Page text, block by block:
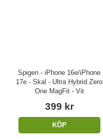
Spigen - iPhone 16e/iPhone
17e - Skal - Ultra Hybrid Zero
One MagFit - Vit
399 kr
KÖP